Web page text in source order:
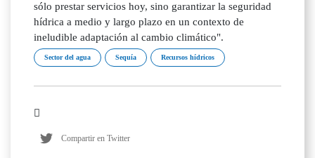
sólo prestar servicios hoy, sino garantizar la seguridad
hídrica a medio y largo plazo en un contexto de
ineludible adaptación al cambio climático".
Sector del agua Sequía Recursos hídricos
Compartir en Twitter